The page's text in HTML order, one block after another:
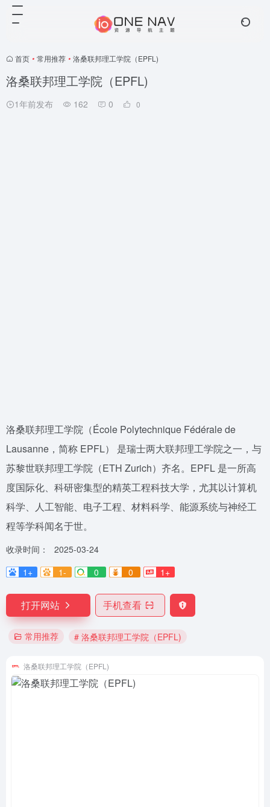
首页 • 常用推荐 • 洛桑联邦理工学院（EPFL)
洛桑联邦理工学院（EPFL)
1年前发布 162 0 0
洛桑联邦理工学院（École Polytechnique Fédérale de
Lausanne，简称 EPFL） 是瑞士两大联邦理工学院之一，与
苏黎世联邦理工学院（ETH Zurich）齐名。EPFL 是一所高
度国际化、科研密集型的精英工程科技大学，尤其以计算机
科学、人工智能、电子工程、材料科学、能源系统与神经工
程等学科闻名于世。
收录时间：
2025-03-24
1+
1- 0 0 1+
打开网站 手机查看
常用推荐 # 洛桑联邦理工学院（EPFL)
洛桑联邦理工学院（EPFL)